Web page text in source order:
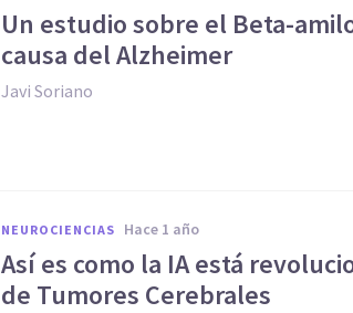
Un estudio sobre el Beta-
causa del Alzheimer
Javi Soriano
NEUROCIENCIAS hace 1 año
Así es como la IA está
de Tumores Cerebrales